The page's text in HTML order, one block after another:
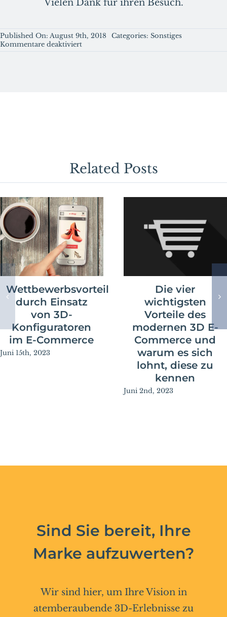
Vielen Dank für ihren Besuch.
Published On: August 9th, 2018 Categories: Sonstiges
Kommentare deaktiviertfür
Related Posts
Wettbewerbsvorteil
durch Einsatz
von 3D-
Konfiguratoren
im E-Commerce
Juni 15th, 2023
Die vier
wichtigsten
Vorteile des
modernen 3D E-
Commerce und
warum es sich
lohnt, diese zu
kennen
Juni 2nd, 2023
Sind Sie bereit, Ihre
Marke aufzuwerten?
Wir sind hier, um Ihre Vision in
atemberaubende 3D-Erlebnisse zu